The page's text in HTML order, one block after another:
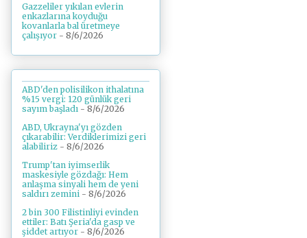
Gazzeliler yıkılan evlerin
enkazlarına koyduğu
kovanlarla bal üretmeye
çalışıyor - 8/6/2026
ABD'den polisilikon ithalatına
%15 vergi: 120 günlük geri
sayım başladı - 8/6/2026
ABD, Ukrayna'yı gözden
çıkarabilir: Verdiklerimizi geri
alabiliriz - 8/6/2026
Trump'tan iyimserlik
maskesiyle gözdağı: Hem
anlaşma sinyali hem de yeni
saldırı zemini - 8/6/2026
2 bin 300 Filistinliyi evinden
ettiler: Batı Şeria'da gasp ve
şiddet artıyor - 8/6/2026